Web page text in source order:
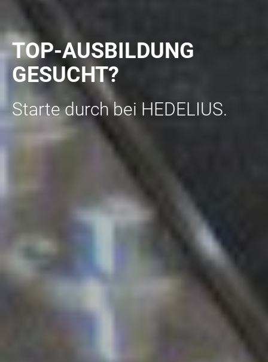
TOP-AUSBILDUNG
GESUCHT?
Starte durch bei HEDELIUS.